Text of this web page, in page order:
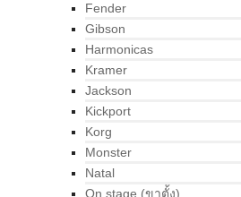
Fender
Gibson
Harmonicas
Kramer
Jackson
Kickport
Korg
Monster
Natal
On stage (ขาตั้ง)